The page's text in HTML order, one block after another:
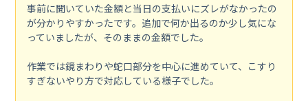
事前に聞いていた金額と当日の支払いにズレがなかったの
が分かりやすかったです。追加で何か出るのか少し気にな
っていましたが、そのままの金額でした。
作業では鏡まわりや蛇口部分を中心に進めていて、こすり
すぎないやり方で対応している様子でした。